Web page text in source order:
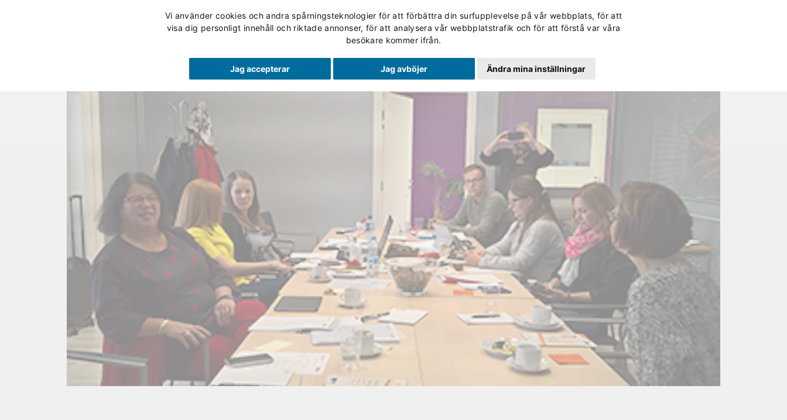
Vi använder cookies och andra spårningsteknologier för att förbättra din surfupplevelse på vår webbplats, för att
visa dig personligt innehåll och riktade annonser, för att analysera vår webbplatstrafik och för att förstå var våra
besökare kommer ifrån.
Jag accepterar Jag avböjer Ändra mina inställningar
Våra utbildningar Validering Studerande Skolan Om Utbildning Nord Kontakt Lättläst